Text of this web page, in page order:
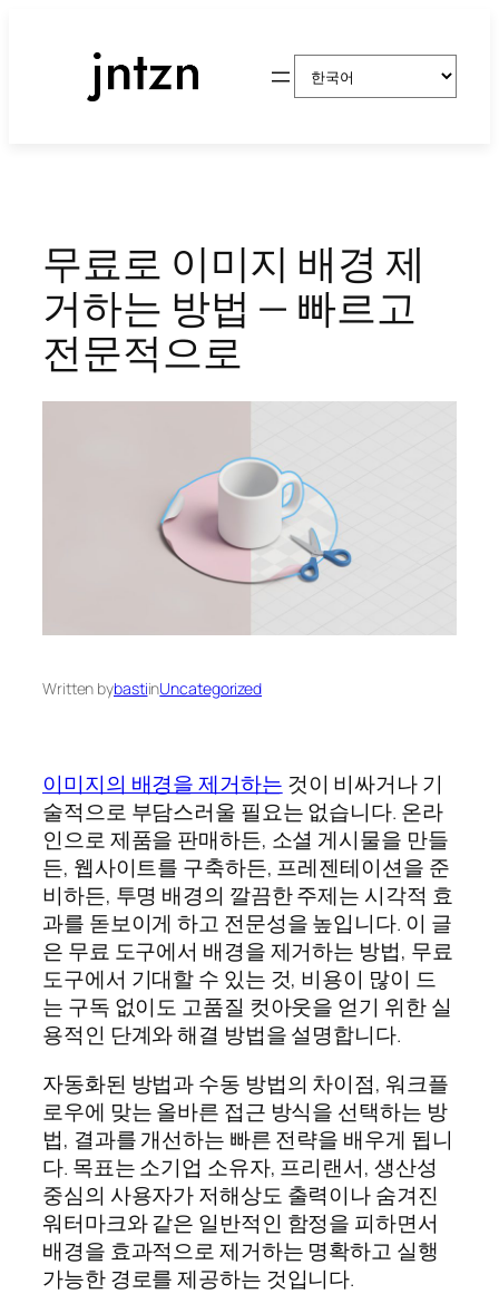
Choose
a
무료로 이미지 배경 제
거하는 방법 — 빠르고
전문적으로
Written bybastiinUncategorized
이미지의 배경을 제거하는 것이 비싸거나 기
술적으로 부담스러울 필요는 없습니다. 온라
인으로 제품을 판매하든, 소셜 게시물을 만들
든, 웹사이트를 구축하든, 프레젠테이션을 준
비하든, 투명 배경의 깔끔한 주제는 시각적 효
과를 돋보이게 하고 전문성을 높입니다. 이 글
은 무료 도구에서 배경을 제거하는 방법, 무료
도구에서 기대할 수 있는 것, 비용이 많이 드
는 구독 없이도 고품질 컷아웃을 얻기 위한 실
용적인 단계와 해결 방법을 설명합니다.
자동화된 방법과 수동 방법의 차이점, 워크플
로우에 맞는 올바른 접근 방식을 선택하는 방
법, 결과를 개선하는 빠른 전략을 배우게 됩니
다. 목표는 소기업 소유자, 프리랜서, 생산성
중심의 사용자가 저해상도 출력이나 숨겨진
워터마크와 같은 일반적인 함정을 피하면서
배경을 효과적으로 제거하는 명확하고 실행
가능한 경로를 제공하는 것입니다.